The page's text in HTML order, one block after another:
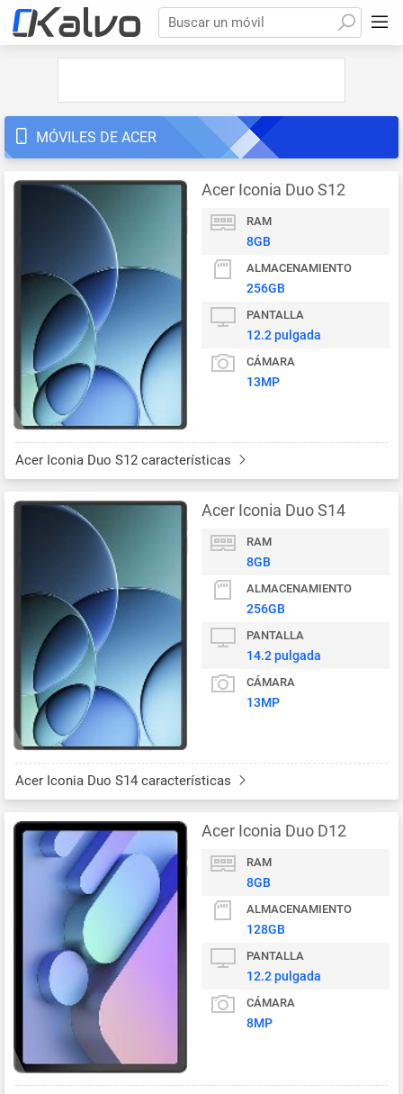
Buscar un móvil
MÓVILES DE ACER
Acer Iconia Duo S12
RAM
8GB
ALMACENAMIENTO
256GB
PANTALLA
12.2 pulgada
CÁMARA
13MP
Acer Iconia Duo S12 características
Acer Iconia Duo S14
RAM
8GB
ALMACENAMIENTO
256GB
PANTALLA
14.2 pulgada
CÁMARA
13MP
Acer Iconia Duo S14 características
Acer Iconia Duo D12
RAM
8GB
ALMACENAMIENTO
128GB
PANTALLA
12.2 pulgada
CÁMARA
8MP